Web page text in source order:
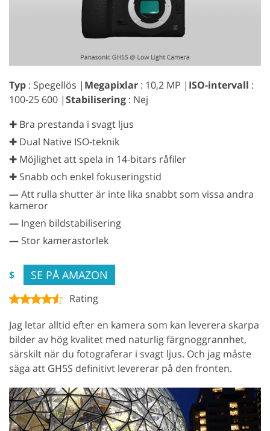
Typ : Spegellös | Megapixlar : 10,2 MP | ISO-intervall :
100-25 600 |Stabilisering : Nej
✚ Bra prestanda i svagt ljus
✚ Dual Native ISO-teknik
✚ Möjlighet att spela in 14-bitars råfiler
✚ Snabb och enkel fokuseringstid
—Att rulla shutter är inte lika snabbt som vissa andra
kameror
— Ingen bildstabilisering
— Stor kamerastorlek
$ SE PÅ AMAZON
Rating
Jag letar alltid efter en kamera som kan leverera skarpa
bilder av hög kvalitet med naturlig färgnoggrannhet,
särskilt när du fotograferar i svagt ljus. Och jag måste
säga att GH5S definitivt levererar på den fronten.